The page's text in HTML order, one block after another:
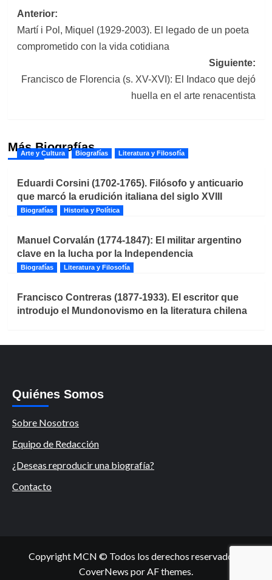
Navegación
de
entradas
Anterior:
Martí i Pol, Miquel (1929-2003). El legado de un poeta
comprometido con la vida cotidiana
Siguiente:
Francisco de Florencia (s. XV-XVI): El Indaco que dejó
huella en el arte renacentista
Más Biografías
Arte y Cultura Biografías Literatura y Filosofía
Eduardi Corsini (1702-1765). Filósofo y anticuario
que marcó la erudición italiana del siglo XVIII
Biografías Historia y Política
Manuel Corvalán (1774-1847): El militar argentino
clave en la lucha por la Independencia
Biografías Literatura y Filosofía
Francisco Contreras (1877-1933). El escritor que
introdujo el Mundonovismo en la literatura chilena
Quiénes Somos
Sobre Nosotros
Equipo de Redacción
¿Deseas reproducir una biografía?
Contacto
Copyright MCN © Todos los derechos reservados.
CoverNews por AF themes.